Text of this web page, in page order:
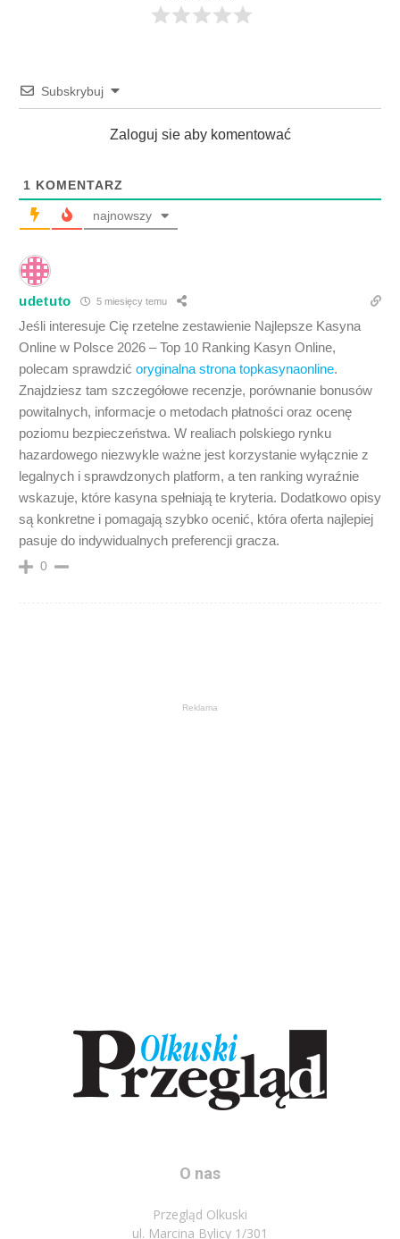
Subskrybuj
Zaloguj sie aby komentować
1 KOMENTARZ
najnowszy
udetuto 5 miesięcy temu
Jeśli interesuje Cię rzetelne zestawienie Najlepsze Kasyna
Online w Polsce 2026 – Top 10 Ranking Kasyn Online,
polecam sprawdzić oryginalna strona topkasynaonline.
Znajdziesz tam szczegółowe recenzje, porównanie bonusów
powitalnych, informacje o metodach płatności oraz ocenę
poziomu bezpieczeństwa. W realiach polskiego rynku
hazardowego niezwykle ważne jest korzystanie wyłącznie z
legalnych i sprawdzonych platform, a ten ranking wyraźnie
wskazuje, które kasyna spełniają te kryteria. Dodatkowo opisy
są konkretne i pomagają szybko ocenić, która oferta najlepiej
pasuje do indywidualnych preferencji gracza.
0
Reklama
O nas
Przegląd Olkuski
ul. Marcina Bylicy 1/301